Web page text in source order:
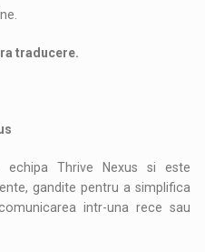
traducere.
Thrive Nexus si este
gandite pentru a simplifica
intr-una rece sau